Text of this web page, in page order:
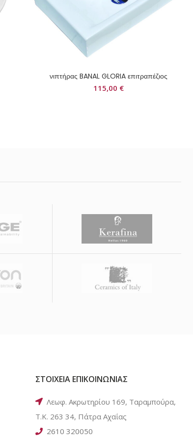
νιπτήρας BANAL GLORIA επιτραπέζιος
115,00 €
ΣΤΟΙΧΕΙΑ ΕΠΙΚΟΙΝΩΝΙΑΣ
Λεωφ. Ακρωτηρίου 169, Ταραμπούρα,
Τ.Κ. 263 34, Πάτρα Αχαΐας
2610 320050